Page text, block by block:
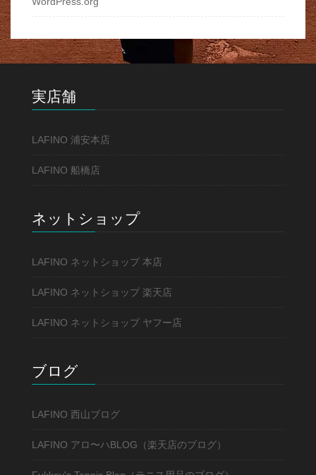
実店舗
LAFINO 浦安本店
LAFINO 船橋店
ネットショップ
LAFINO ネットショップ 本店
LAFINO ネットショップ 楽天店
LAFINO ネットショップ ヤフー店
ブログ
LAFINO 西山ブログ
LAFINO アロ〜ハBLOG（楽天店のブログ）